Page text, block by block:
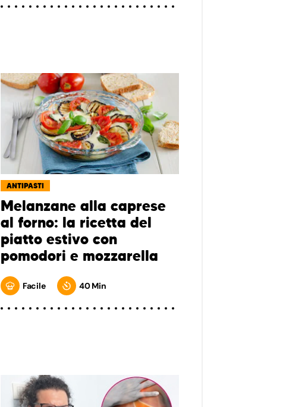
ANTIPASTI
Melanzane alla caprese
al forno: la ricetta del
piatto estivo con
pomodori e mozzarella
Facile 40 Min